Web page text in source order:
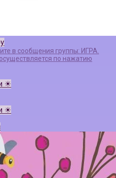
в сообщения группы: ИГРА.
по нажатию
☀
☀